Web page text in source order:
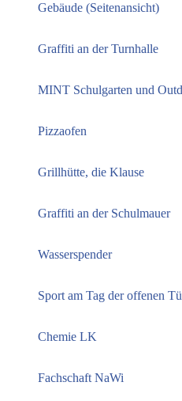
Gebäude (Seitenansicht)
Graffiti an der Turnhalle
MINT Schulgarten und
Pizzaofen
Grillhütte, die Klause
Graffiti an der Schulmauer
Wasserspender
Sport am Tag der offenen
Chemie LK
Fachschaft NaWi